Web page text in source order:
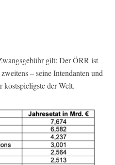
gilt: Der ÖRR ist
– seine Intendanten und
kostspieligste der Welt.